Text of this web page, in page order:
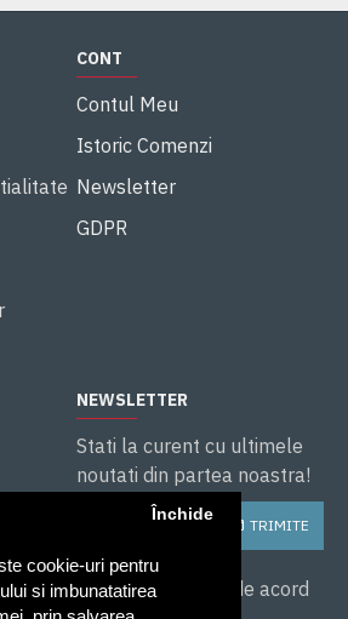
cookie-uri pentru
si imbunatatirea
Închide
CONT
Contul Meu
Istoric Comenzi
Newsletter
GDPR
NEWSLETTER
Stati la curent cu ultimele
noutati din partea noastra!
TRIMITE
Am citit și sunt de acord